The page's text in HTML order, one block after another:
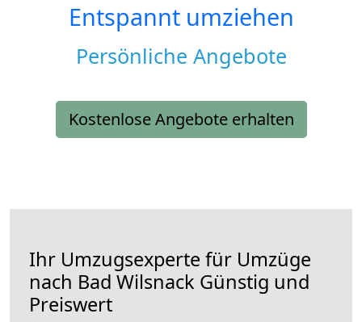
Entspannt umziehen
Persönliche Angebote
Kostenlose Angebote erhalten
Ihr Umzugsexperte für Umzüge
nach Bad Wilsnack Günstig und
Preiswert